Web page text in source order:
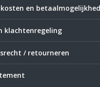
en
klachtenregeling
/ retourneren